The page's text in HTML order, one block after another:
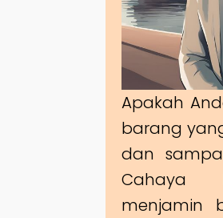
Apakah
barang
dan
Cahaya
menjamin